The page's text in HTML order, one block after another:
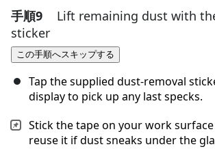
コメントを追加
コメントを追加
手順9
Lift remaining dust with
sticker
この手順へスキップする
Tap the supplied dust-removal
display to pick up any last specks.
Stick the tape on your work
reuse it if dust sneaks under the